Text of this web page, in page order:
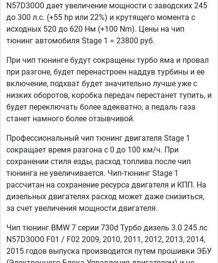
N57D30O0 дает увеличение мощности с заводских 245
до 300 л.с. (+55 hp или 22%) и крутящего момента с
исходных 520 до 620 Нм (+100 Nm). Цены на чип
тюнинг автомобиля Stage 1 = 23800 руб.
При чип тюнинге будут сокращены турбо яма и провал
при разгоне, будет перенастроен наддув турбины и ее
включение, подхват будет значительно лучше уже с
низких оборотов, коробка передач перестанет тупить, и
будет переключать более адекватно, а педаль газа
станет намного более отзывчивой.
Профессиональный чип тюнинг двигателя Stage 1
сокращает время разгона с 0 до 100 км/ч. При
сохранении стиля езды, расход топлива после чип
тюнинга не увеличивается. Чип-тюнинг Stage 1
рассчитан на сохранение ресурса двигателя и КПП. На
дизельных двигателях расход может даже снизиться,
за счет увеличения мощности двигателя.
Чип тюнинг BMW 7 серии 730d Турбо дизель 3.0 245 лс
N57D30O0 F01 / F02 2009, 2010, 2011, 2012, 2013, 2014,
2015 годов выпуска производится путем прошивки ЭБУ